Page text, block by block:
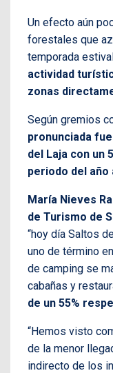
Un efecto aún
forestales que
temporada
actividad
zonas
Según gremios
pronunciada
del Laja con un
periodo del
María Nieves
de Turismo de
“hoy día Saltos
uno de término
de camping se
cabañas y
de un 55%
“Hemos visto
de la menor
indirecto de los